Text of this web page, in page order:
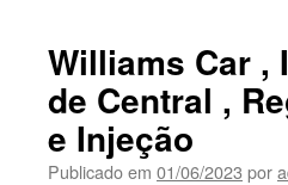
Williams Car ,
de Central ,
e Injeção
Publicado em 01/06/2023 por